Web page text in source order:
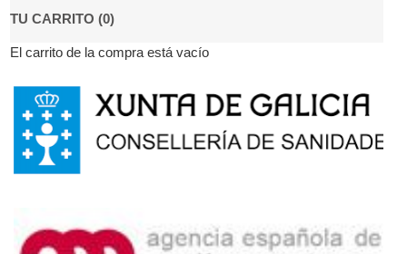
TU CARRITO (0)
El carrito de la compra está vacío